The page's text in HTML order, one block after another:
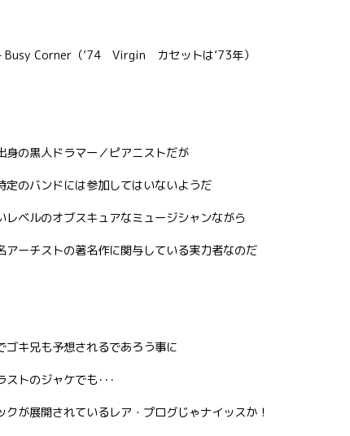
（’74 Virgin カセットは’73年）
身の黒人ドラマー／ピアニストだが
定のバンドには参加してはいないようだ
レベルのオブスキュアなミュージシャンながら
アーチストの著名作に関与している実力者なのだ
ゴキ兄も予想されるであろう事に
ストのジャケでも･･･
が展開されているレア・プログじゃナイッスか！